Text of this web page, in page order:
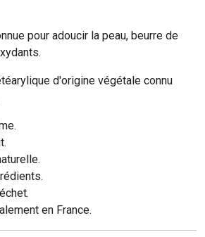
pour adoucir la peau, beurre de
d'origine végétale connu
en France.